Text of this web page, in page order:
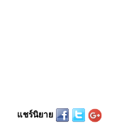
แชร์นิยาย